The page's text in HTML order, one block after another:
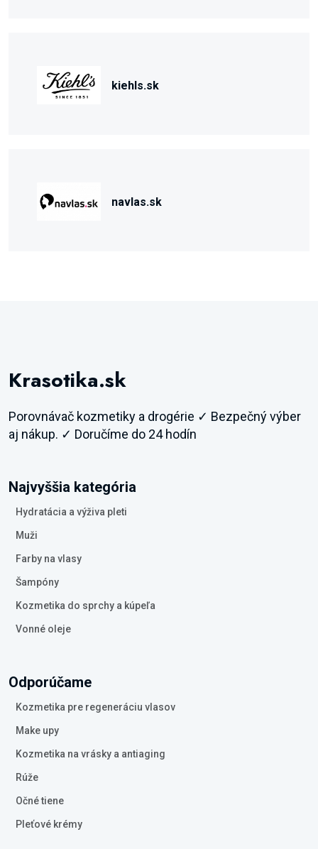
kiehls.sk
navlas.sk
Krasotika.sk
Porovnávač kozmetiky a drogérie ✓ Bezpečný výber
aj nákup. ✓ Doručíme do 24 hodín
Najvyššia kategória
Hydratácia a výživa pleti
Muži
Farby na vlasy
Šampóny
Kozmetika do sprchy a kúpeľa
Vonné oleje
Odporúčame
Kozmetika pre regeneráciu vlasov
Make upy
Kozmetika na vrásky a antiaging
Rúže
Očné tiene
Pleťové krémy